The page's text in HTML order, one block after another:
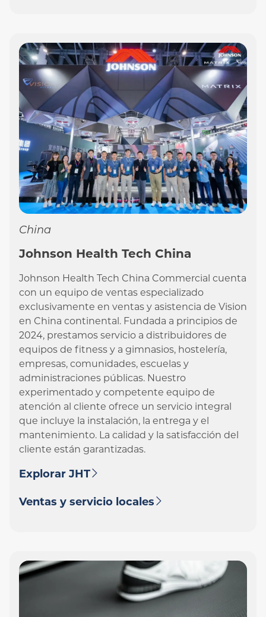
China
Johnson Health Tech China
Johnson Health Tech China Commercial cuenta
con un equipo de ventas especializado
exclusivamente en ventas y asistencia de Vision
en China continental. Fundada a principios de
2024, prestamos servicio a distribuidores de
equipos de fitness y a gimnasios, hostelería,
empresas, comunidades, escuelas y
administraciones públicas. Nuestro
experimentado y competente equipo de
atención al cliente ofrece un servicio integral
que incluye la instalación, la entrega y el
mantenimiento. La calidad y la satisfacción del
cliente están garantizadas.
Explorar JHT
Ventas y servicio locales